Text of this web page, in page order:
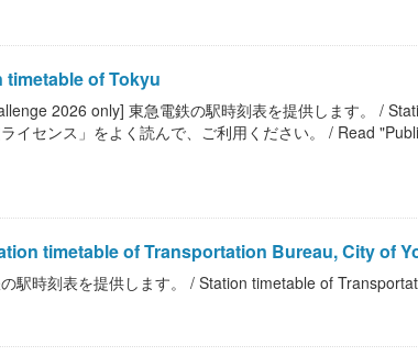
timetable of Tokyu
2026 only] 東急電鉄の駅時刻表を提供します。 /
イセンス」をよく読んで、ご利用ください。 / Read
timetable of Transportation Bureau, City of
駅時刻表を提供します。 / Station timetable of